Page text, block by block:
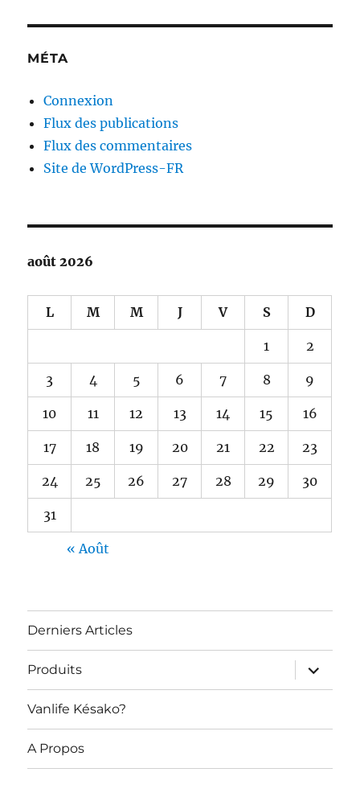
MÉTA
Connexion
Flux des publications
Flux des commentaires
Site de WordPress-FR
août 2026
L M M J V S D
1 2
3 4 5 6 7 8 9
10 11 12 13 14 15 16
17 18 19 20 21 22 23
24 25 26 27 28 29 30
31
« Août
Derniers Articles
Produits
ouvrir
le
sous-
Vanlife Késako?
A Propos